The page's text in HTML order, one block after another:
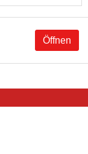
Öffnen